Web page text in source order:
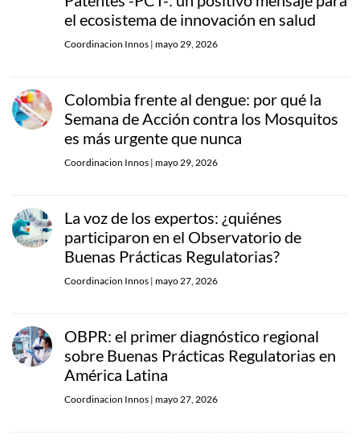
el ecosistema de innovación en salud
Coordinacion Innos | mayo 29, 2026
Colombia frente al dengue: por qué la
Semana de Acción contra los Mosquitos
es más urgente que nunca
Coordinacion Innos | mayo 29, 2026
La voz de los expertos: ¿quiénes
participaron en el Observatorio de
Buenas Prácticas Regulatorias?
Coordinacion Innos | mayo 27, 2026
OBPR: el primer diagnóstico regional
sobre Buenas Prácticas Regulatorias en
América Latina
Coordinacion Innos | mayo 27, 2026